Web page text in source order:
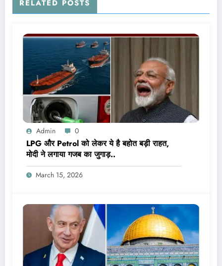
RELATED POSTS
Admin 0
LPG और Petrol को लेकर ये है बहोत बड़ी राहत,
मोदी ने लगाया गजब का जुगाड़..
March 15, 2026